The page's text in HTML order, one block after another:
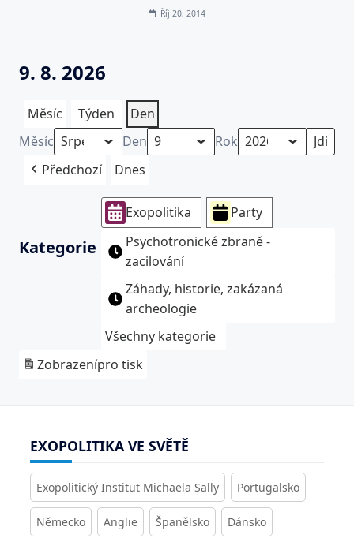
Říj 20, 2014
9. 8. 2026
Měsíc Týden
Den
Měsíc
Den
Rok
Předchozí
Dnes
Kategorie
Exopolitika
Party
Psychotronické zbraně -
zacilování
Záhady, historie, zakázaná
archeologie
Všechny kategorie
Zobrazenípro tisk
EXOPOLITIKA VE SVĚTĚ
Exopolitický Institut Michaela Sally Portugalsko
Německo Anglie Španělsko Dánsko